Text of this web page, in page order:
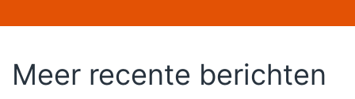
Meer recente berichten